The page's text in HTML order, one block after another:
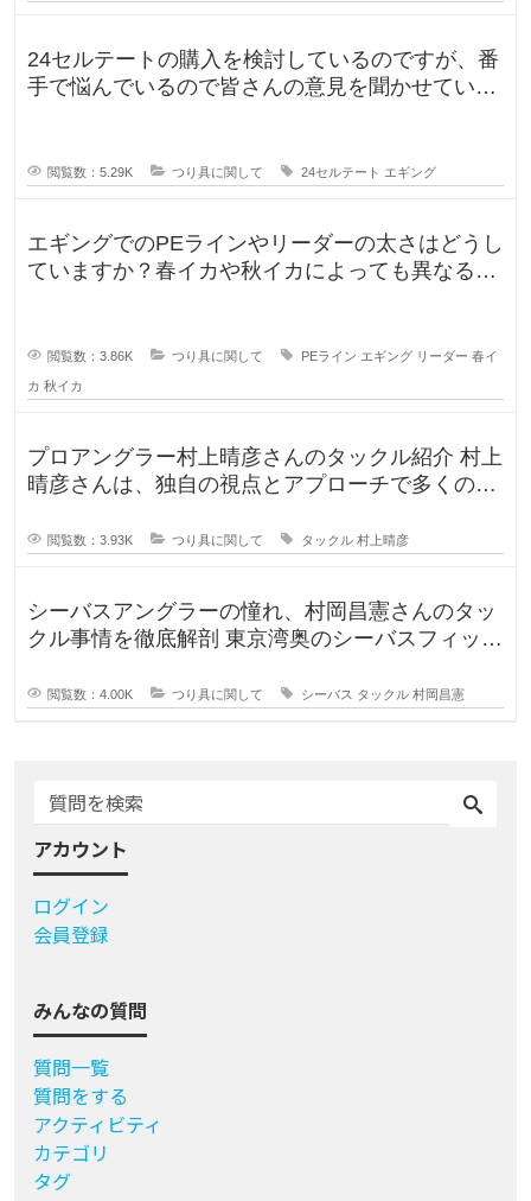
24セルテートの購入を検討しているのですが、番
手で悩んでいるので皆さんの意見を聞かせていた
閲覧数：5.29K つり具に関して 24セルテート エギング
エギングでのPEラインやリーダーの太さはどうし
ていますか？春イカや秋イカによっても異なると
閲覧数：3.86K つり具に関して PEライン エギング リーダー 春イ
カ 秋イカ
プロアングラー村上晴彦さんのタックル紹介 村上
晴彦さんは、独自の視点とアプローチで多くのフ
閲覧数：3.93K つり具に関して タックル 村上晴彦
シーバスアングラーの憧れ、村岡昌憲さんのタッ
クル事情を徹底解剖 東京湾奥のシーバスフィッシ
閲覧数：4.00K つり具に関して シーバス タックル 村岡昌憲
アカウント
ログイン
会員登録
みんなの質問
質問一覧
質問をする
アクティビティ
カテゴリ
タグ